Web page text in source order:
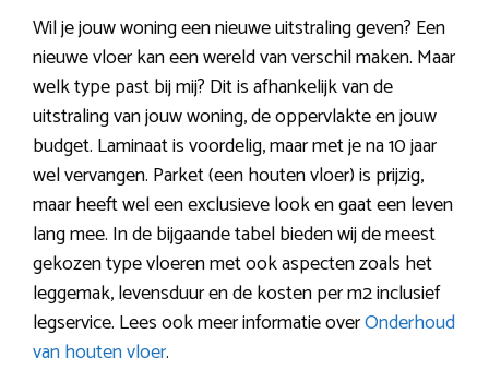
Wil je jouw woning een nieuwe uitstraling geven? Een
nieuwe vloer kan een wereld van verschil maken. Maar
welk type past bij mij? Dit is afhankelijk van de
uitstraling van jouw woning, de oppervlakte en jouw
budget. Laminaat is voordelig, maar met je na 10 jaar
wel vervangen. Parket (een houten vloer) is prijzig,
maar heeft wel een exclusieve look en gaat een leven
lang mee. In de bijgaande tabel bieden wij de meest
gekozen type vloeren met ook aspecten zoals het
leggemak, levensduur en de kosten per m2 inclusief
legservice. Lees ook meer informatie overOnderhoud
van houten vloer.